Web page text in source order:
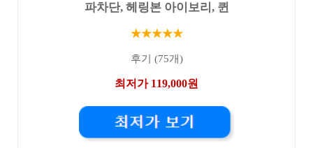
파차단, 헤링본 아이보리, 퀸
★★★★★
후기 (75개)
최저가 119,000원